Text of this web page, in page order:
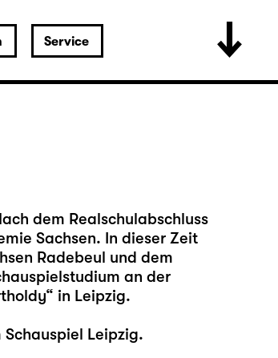
Service
dem Realschulabschluss
Sachsen. In dieser Zeit
Radebeul und dem
an der
in Leipzig.
Leipzig.